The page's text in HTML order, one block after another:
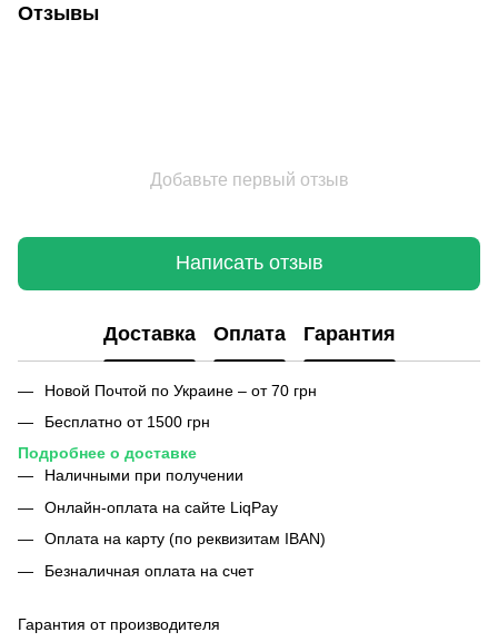
Отзывы
Добавьте первый отзыв
Написать отзыв
Доставка Оплата Гарантия
Новой Почтой по Украине – от 70 грн
Бесплатно от 1500 грн
Подробнее о доставке
Наличными при получении
Онлайн-оплата на сайте LiqPay
Оплата на карту (по реквизитам IBAN)
Безналичная оплата на счет
Гарантия от производителя